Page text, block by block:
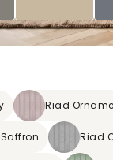
Riad
Riad